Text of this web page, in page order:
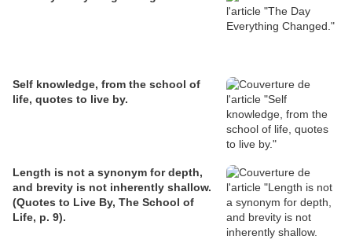
Self knowledge, from the school of
life, quotes to live by.
Length is not a synonym for depth,
and brevity is not inherently shallow.
(Quotes to Live By, The School of
Life, p. 9).